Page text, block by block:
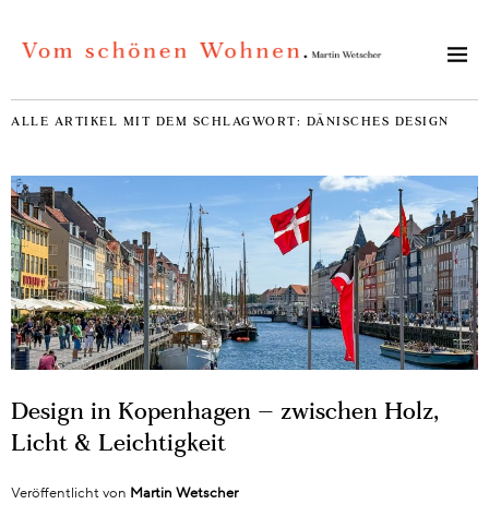
ALLE ARTIKEL MIT DEM SCHLAGWORT: DÄNISCHES DESIGN
Design in Kopenhagen – zwischen Holz,
Licht & Leichtigkeit
Veröffentlicht von Martin Wetscher